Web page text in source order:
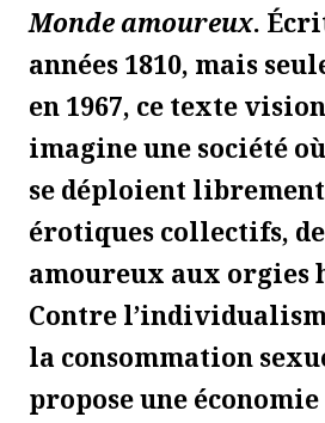
Monde amoureux.
années 1810, mais
en 1967, ce texte
imagine une société
se déploient librement
érotiques collectifs,
amoureux aux orgies
Contre
la consommation
propose une